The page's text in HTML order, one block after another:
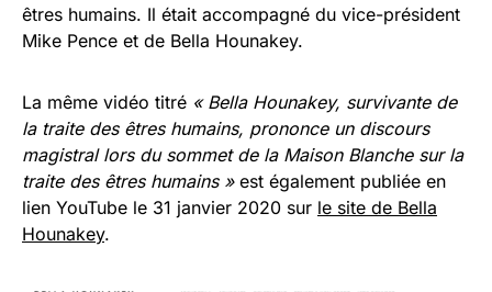
êtres humains. Il était accompagné du vice-président
Mike Pence et de Bella Hounakey.
La même vidéo titré « Bella Hounakey, survivante de
la traite des êtres humains, prononce un discours
magistral lors du sommet de la Maison Blanche sur la
traite des êtres humains »est également publiée en
lien YouTube le 31 janvier 2020 sur le site de Bella
Hounakey.